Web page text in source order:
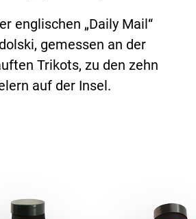
englischen „Daily Mail“
gemessen an der
Trikots, zu den zehn
auf der Insel.